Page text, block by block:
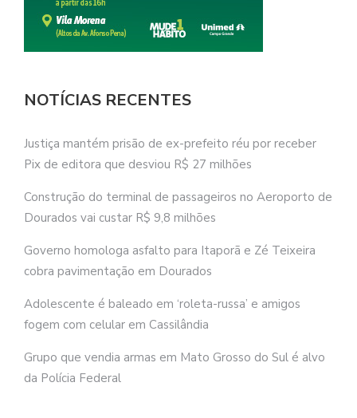
NOTÍCIAS RECENTES
Justiça mantém prisão de ex-prefeito réu por receber
Pix de editora que desviou R$ 27 milhões
Construção do terminal de passageiros no Aeroporto de
Dourados vai custar R$ 9,8 milhões
Governo homologa asfalto para Itaporã e Zé Teixeira
cobra pavimentação em Dourados
Adolescente é baleado em ‘roleta-russa’ e amigos
fogem com celular em Cassilândia
Grupo que vendia armas em Mato Grosso do Sul é alvo
da Polícia Federal